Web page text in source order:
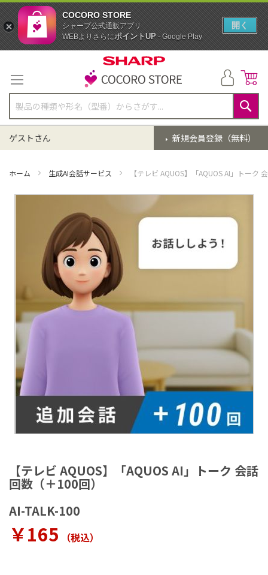
テ
ン
ツ
に
ス
キ
ッ
検
索
新規会員登録（無料）
ゲストさん
ホーム 生成AI会話サービス 【テレビ AQUOS】「AQUOS AI」トーク
【テレビ AQUOS】「AQUOS AI」トーク 会話
回数（＋100回）
AI-TALK-100
￥165 （税込）
最
後
に
移
動
す
る
メ
ー
ジ
ャ
リ
COCORO STORE
シャープ公式通販アプリ
WEBよりさらにポイントUP- Google Play
開く